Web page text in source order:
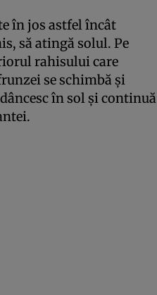
în jos astfel încât
să atingă solul. Pe
rahisului care
se schimbă și
în sol și continuă